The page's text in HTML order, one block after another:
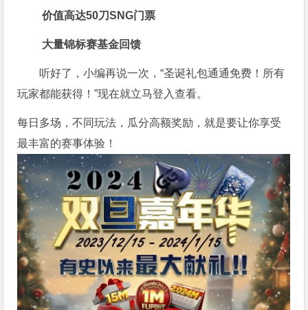
价值高达50刀SNG门票
大量锦标赛基金回馈
听好了，小编再说一次，“圣诞礼包通通免费！所有
玩家都能获得！”现在就立马登入查看。
每日多场，不同玩法，瓜分高额奖励，就是要让你享受
最丰富的赛事体验！